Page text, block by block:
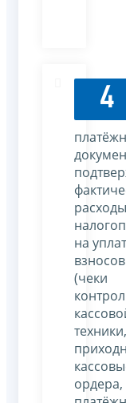
4
расходы
на
взносов
(чеки
техники,
ордера,